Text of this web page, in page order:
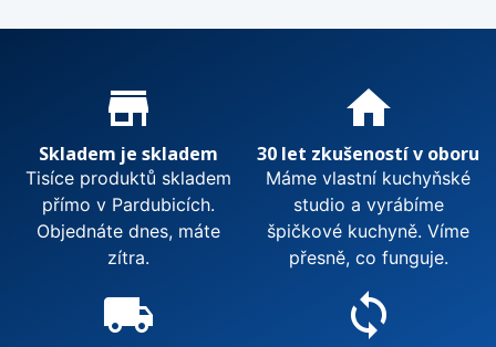
Proč nakupovat u nás?
store_mall_directory
Skladem je skladem
Tisíce produktů skladem
přímo v Pardubicích.
Objednáte dnes, máte
zítra.
home
30 let zkušeností v oboru
Máme vlastní kuchyňské
studio a vyrábíme
špičkové kuchyně. Víme
přesně, co funguje.
local_shipping sync